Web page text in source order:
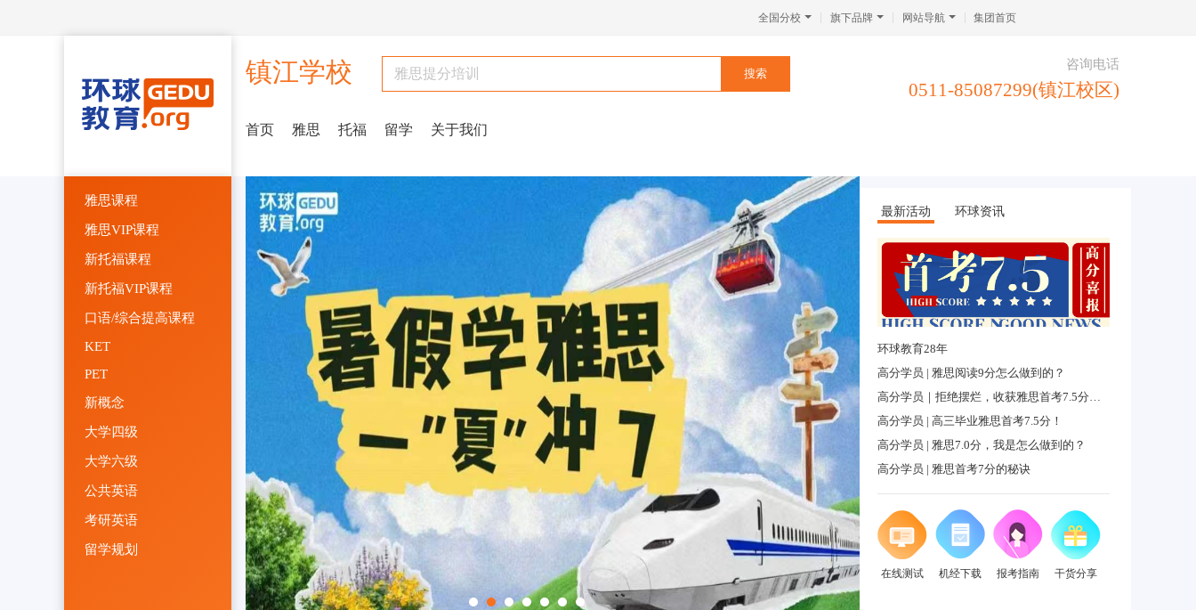
全国分校 旗下品牌 网站导航 集团首页
镇江学校 咨询电话
0511-85087299(镇江校区)
首页 雅思 托福 留学 关于我们
雅思课程
雅思VIP课程
新托福课程
新托福VIP课程
口语/综合提高课程
KET
PET
新概念
大学四级
大学六级
公共英语
考研英语
留学规划
最新活动 环球资讯
环球教育28年
高分学员 | 雅思阅读9分怎么做到的？
高分学员｜拒绝摆烂，收获雅思首考7.5分，感觉真棒！
高分学员 | 高三毕业雅思首考7.5分！
高分学员 | 雅思7.0分，我是怎么做到的？
高分学员 | 雅思首考7分的秘诀
【镇江环球教育】Leo老师讲堂——雅思写作中如何举例
在线测试 机经下载 报考指南 干货分享